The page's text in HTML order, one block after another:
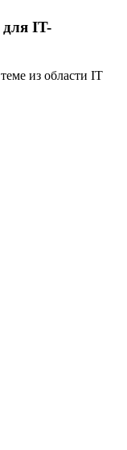
IT-
из области IT